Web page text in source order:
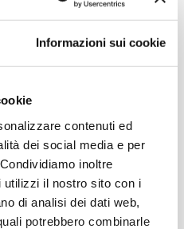
Informazioni sui cookie
contenuti ed
dei social media e per
inoltre
utilizzi il nostro sito con i
di analisi dei dati web,
potrebbero combinarle
vero e proprio contest;
a incrementare il
del progetto e la
Giunta della Camera di
che“questa opportunità di
dei turisti. Sui mercati
sempre di più la tendenza